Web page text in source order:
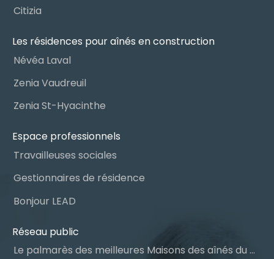
Citizia
Les résidences pour aînés en construction
Névéa Laval
Zenia Vaudreuil
Zenia St-Hyacinthe
Espace professionnels
Travailleuses sociales
Gestionnaires de résidence
Bonjour LEAD
Réseau public
Le palmarès des meilleures Maisons des aînés du Québec